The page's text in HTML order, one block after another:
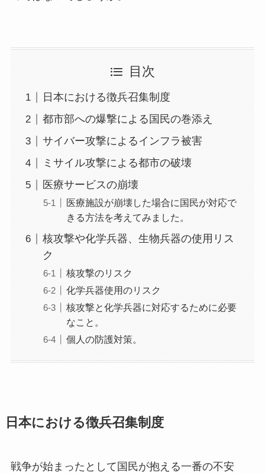
目次
日本における徴兵召集制度
都市部への爆撃による国民の巻添え
サイバー攻撃によるインフラ被害
ミサイル攻撃による都市の破壊
医療サービスの崩壊
医療施設が崩壊した場合に国民が対応で
きる方法を考えてみました。
核攻撃や化学兵器、生物兵器の使用リス
ク
核攻撃のリスク
化学兵器使用のリスク
核攻撃と化学兵器に対応するために必要
なこと。
個人の防護対策。
日本における徴兵召集制度
戦争が始まったとして国民が抱える一番の不安